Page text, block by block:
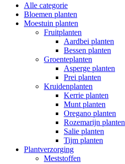
Alle categorie
Bloemen planten
Moestuin planten
Fruitplanten
Aardbei planten
Bessen planten
Groenteplanten
Asperge planten
Prei planten
Kruidenplanten
Kerrie planten
Munt planten
Oregano planten
Rozemarijn planten
Salie planten
Tijm planten
Plantverzorging
Meststoffen